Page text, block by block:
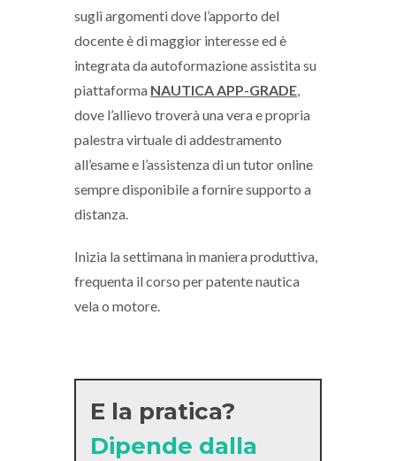
sugli argomenti dove l’apporto del
docente è di maggior interesse ed è
integrata da autoformazione assistita su
piattaforma NAUTICA APP-GRADE
dove l’allievo troverà una vera e propria
palestra virtuale di addestramento
all’esame e l’assistenza di un tutor online
sempre disponibile a fornire supporto a
distanza.
Inizia la settimana in maniera produttiva,
frequenta il corso per patente nautica
vela o motore.
E la pratica?
Dipende dalla